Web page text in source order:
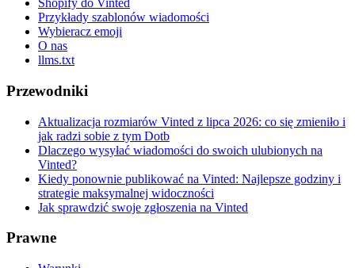
Shopify do Vinted
Przykłady szablonów wiadomości
Wybieracz emoji
O nas
llms.txt
Przewodniki
Aktualizacja rozmiarów Vinted z lipca 2026: co się zmieniło i
jak radzi sobie z tym Dotb
Dlaczego wysyłać wiadomości do swoich ulubionych na
Vinted?
Kiedy ponownie publikować na Vinted: Najlepsze godziny i
strategie maksymalnej widoczności
Jak sprawdzić swoje zgłoszenia na Vinted
Prawne